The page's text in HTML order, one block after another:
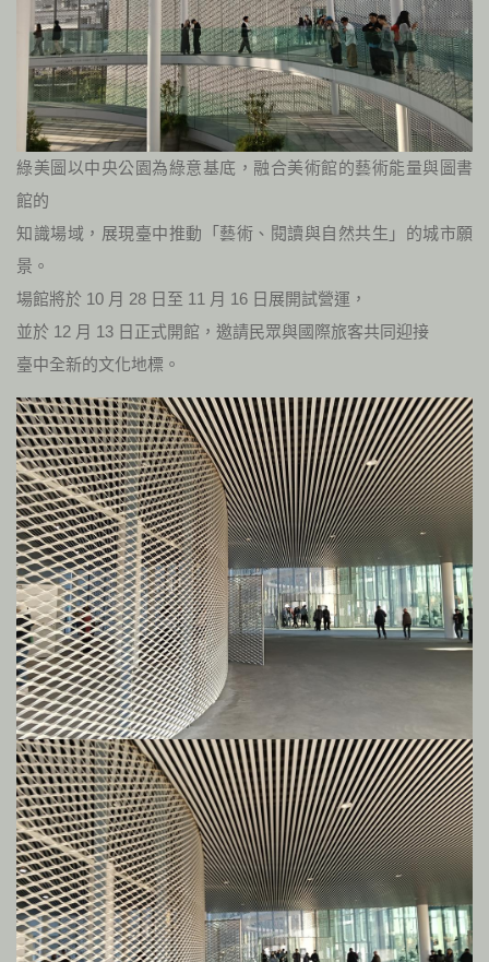
綠美圖以中央公園為綠意基底，融合美術館的藝術能量與圖書
館的
知識場域，展現臺中推動「藝術、閱讀與自然共生」的城市願
景。
場館將於 10 月 28 日至 11 月 16 日展開試營運，
並於 12 月 13 日正式開館，邀請民眾與國際旅客共同迎接
臺中全新的文化地標。